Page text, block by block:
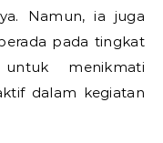
Namun, ia juga
pada tingkat
menikmati
dalam kegiatan